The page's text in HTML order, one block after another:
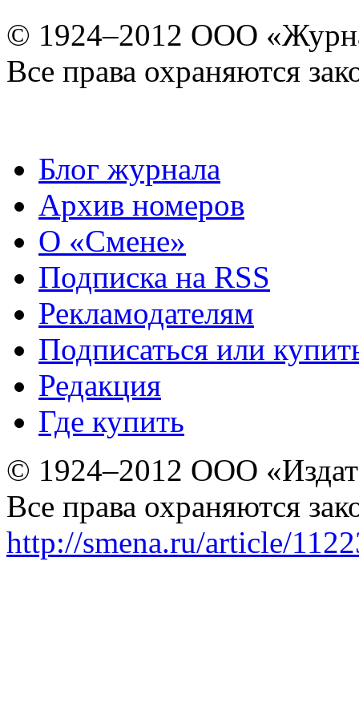
© 1924–2012 ООО
Все права охраняются
Блог журнала
Архив номеров
О «Смене»
Подписка на RSS
Рекламодателям
Подписаться или
Редакция
Где купить
© 1924–2012 ООО
Все права охраняются
http://smena.ru/article/